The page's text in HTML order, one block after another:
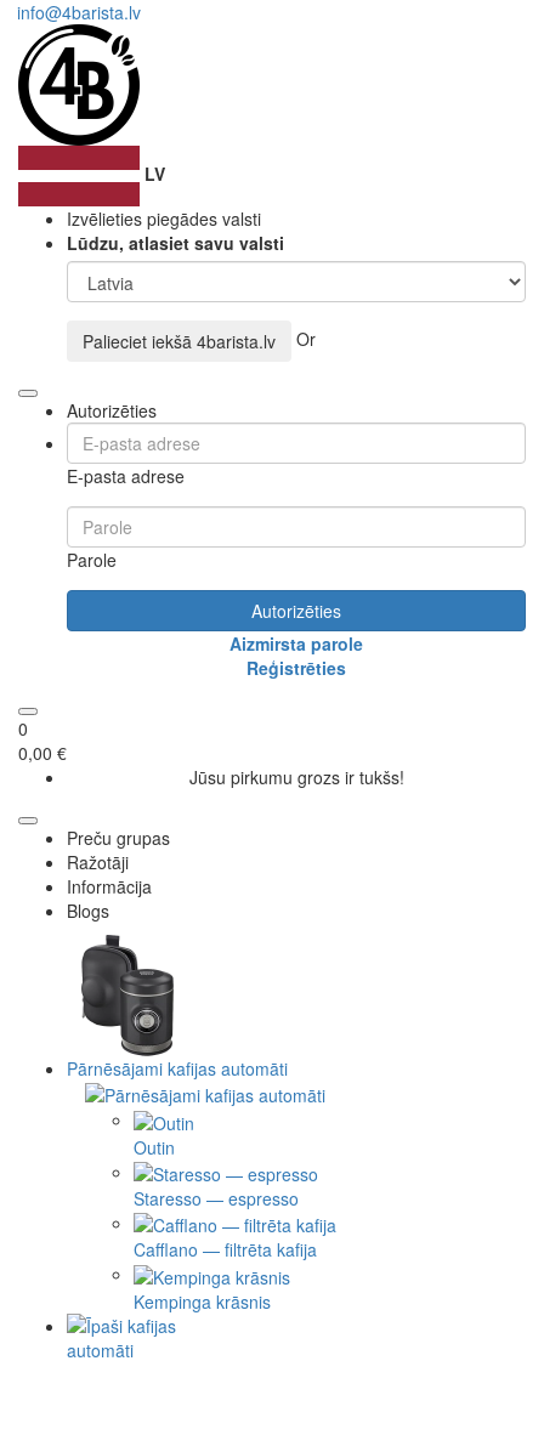
info@4barista.lv
LV
Izvēlieties piegādes valsti
Lūdzu, atlasiet savu valsti
Palieciet iekšā 4barista.lv Or
Autorizēties
E-pasta adrese
Parole
Autorizēties
Aizmirsta parole
Reģistrēties
0
0,00 €
Jūsu pirkumu grozs ir tukšs!
Preču grupas
Ražotāji
Informācija
Blogs
Pārnēsājami kafijas automāti
Outin
Staresso — espresso
Cafflano — filtrēta kafija
Kempinga krāsnis